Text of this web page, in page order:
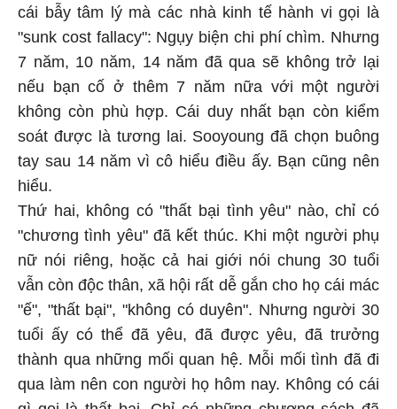
cái bẫy tâm lý mà các nhà kinh tế hành vi gọi là
"sunk cost fallacy": Ngụy biện chi phí chìm. Nhưng
7 năm, 10 năm, 14 năm đã qua sẽ không trở lại
nếu bạn cố ở thêm 7 năm nữa với một người
không còn phù hợp. Cái duy nhất bạn còn kiểm
soát được là tương lai. Sooyoung đã chọn buông
tay sau 14 năm vì cô hiểu điều ấy. Bạn cũng nên
hiểu.
Thứ hai, không có "thất bại tình yêu" nào, chỉ có
"chương tình yêu" đã kết thúc. Khi một người phụ
nữ nói riêng, hoặc cả hai giới nói chung 30 tuổi
vẫn còn độc thân, xã hội rất dễ gắn cho họ cái mác
"ế", "thất bại", "không có duyên". Nhưng người 30
tuổi ấy có thể đã yêu, đã được yêu, đã trưởng
thành qua những mối quan hệ. Mỗi mối tình đã đi
qua làm nên con người họ hôm nay. Không có cái